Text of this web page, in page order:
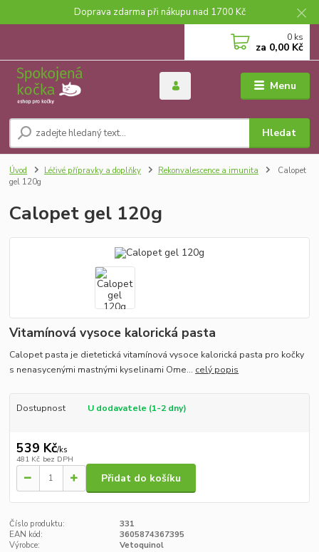
Doprava zdarma při nákupu nad 1700 Kč
Menu
Hledat
0 ks
za 0,00 Kč
Úvod Léčivé přípravky a doplňky Rekonvalescence a imunita
Calopet
gel 120g
Calopet gel 120g
Vitamínová vysoce kalorická pasta
Calopet pasta je dietetická vitamínová vysoce kalorická pasta pro kočky
s nenasycenými mastnými kyselinami Ome... celý popis
Dostupnost U dodavatele (1-2 dny)
539 Kč/ks
481 Kč bez DPH
Přidat do košíku
Číslo produktu:
331
EAN kód:
3605874367395
Výrobce:
Vetoquinol